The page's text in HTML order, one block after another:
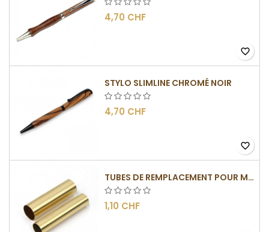
4,70 CHF
favorite_border
STYLO SLIMLINE CHROMÉ NOIR
4,70 CHF
favorite_border
TUBES DE REMPLACEMENT POUR MÉCANISME SLIMLINE
1,10 CHF